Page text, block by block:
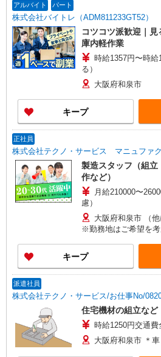
アルバイト パート
株式会社バイトレ（ADM811233GT52）
コツコツ派歓迎｜
庫内軽作業
時給1357円〜時
る）
大阪府和泉市
キープ
正社員
株式会社テクノ・サービス マニュファク
製造スタッフ（組
作など）
月給210000〜
慮）
大阪府和泉市 （他
※勤務地はご希望を
し）
キープ
派遣社員
株式会社テクノ・サービス/お仕事No/
住宅機材の組立など
時給1250円交通費
大阪府和泉市 ＊